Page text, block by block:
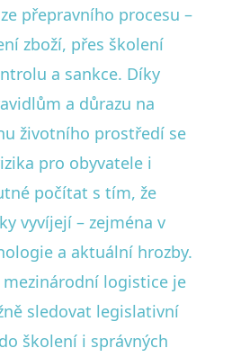
přepravního procesu –
zboží, přes školení
a sankce. Díky
a důrazu na
životního prostředí se
pro obyvatele i
počítat s tím, že
vyvíjejí – zejména v
a aktuální hrozby.
logistice je
sledovat legislativní
školení i správných